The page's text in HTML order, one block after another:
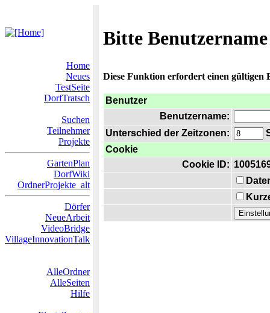
Bitte
Home
Neues
TestSeite
DorfTratsch
Suchen
Teilnehmer
Projekte
GartenPlan
DorfWiki
OrdnerProjekte_alt
Dörfer
NeueArbeit
VideoBridge
VillageInnovationTalk
AlleOrdner
AlleSeiten
Hilfe
Diese Funktion erfordert einen gültigen
Benutzer
Benutzername:
Unterschied der Zeitzonen:
Cookie
Cookie ID: